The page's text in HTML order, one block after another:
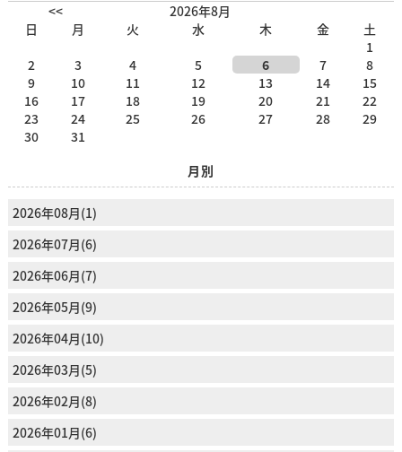
<<
2026年8月
日
月 火 水 木 金
土
1
2
3 4 5 6 7
8
9
10 11 12 13 14
15
16
17 18 19 20 21
22
23
24 25 26 27 28
29
30
31
月別
2026年08月(1)
2026年07月(6)
2026年06月(7)
2026年05月(9)
2026年04月(10)
2026年03月(5)
2026年02月(8)
2026年01月(6)